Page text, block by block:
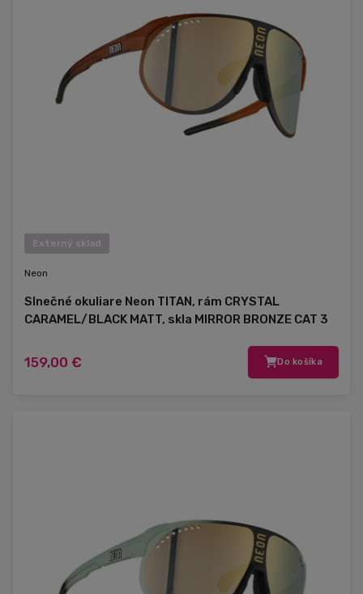
Externý sklad
Neon
Slnečné okuliare Neon TITAN, rám CRYSTAL
CARAMEL/BLACK MATT, skla MIRROR BRONZE CAT 3
159,00 € Do košíka